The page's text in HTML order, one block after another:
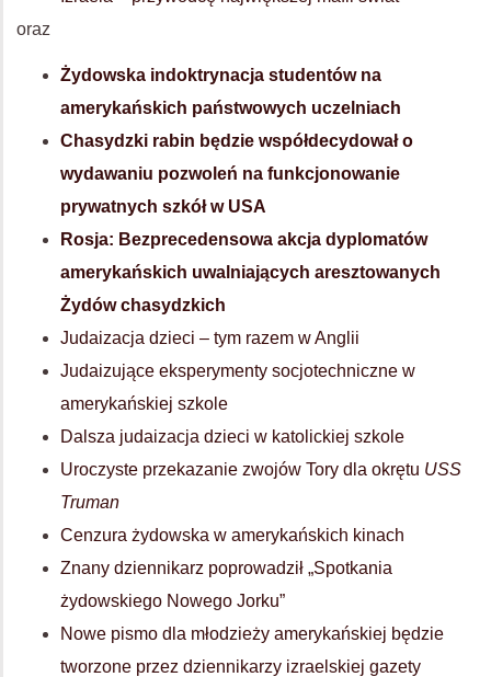
oraz
Żydowska indoktrynacja studentów na
amerykańskich państwowych uczelniach
Chasydzki rabin będzie współdecydował o
wydawaniu pozwoleń na funkcjonowanie
prywatnych szkół w USA
Rosja: Bezprecedensowa akcja dyplomatów
amerykańskich uwalniających aresztowanych
Żydów chasydzkich
Judaizacja dzieci – tym razem w Anglii
Judaizujące eksperymenty socjotechniczne w
amerykańskiej szkole
Dalsza judaizacja dzieci w katolickiej szkole
Uroczyste przekazanie zwojów Tory dla okrętu USS
Truman
Cenzura żydowska w amerykańskich kinach
Znany dziennikarz poprowadził „Spotkania
żydowskiego Nowego Jorku”
Nowe pismo dla młodzieży amerykańskiej będzie
tworzone przez dziennikarzy izraelskiej gazety